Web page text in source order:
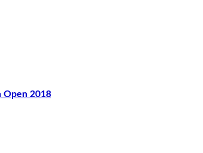
Open 2018